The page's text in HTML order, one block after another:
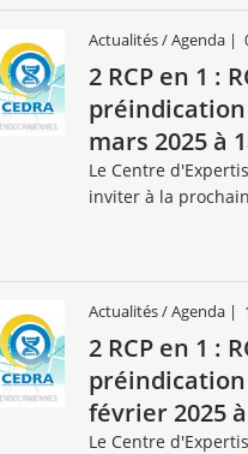
Actualités / Agenda|
2 RCP en 1 :
mars 2025 à
Le Centre
inviter à la
Actualités / Agenda|
2 RCP en 1 :
février 2025
Le Centre